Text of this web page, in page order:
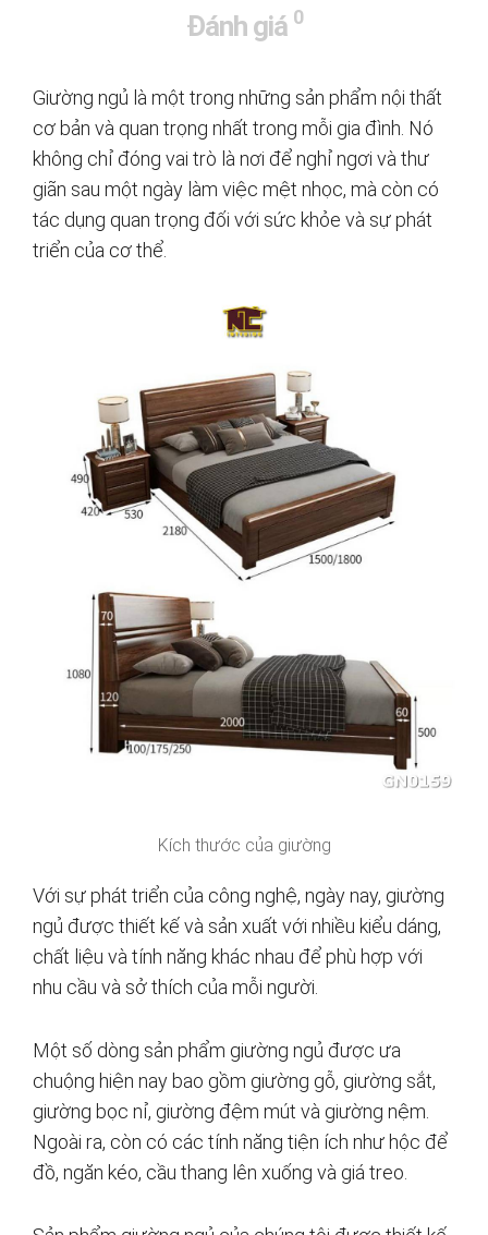
Đánh giá 0
Giường ngủ là một trong những sản phẩm nội thất
cơ bản và quan trọng nhất trong mỗi gia đình. Nó
không chỉ đóng vai trò là nơi để nghỉ ngơi và thư
giãn sau một ngày làm việc mệt nhọc, mà còn có
tác dụng quan trọng đối với sức khỏe và sự phát
triển của cơ thể.
Kích thước của giường
Với sự phát triển của công nghệ, ngày nay, giường
ngủ được thiết kế và sản xuất với nhiều kiểu dáng,
chất liệu và tính năng khác nhau để phù hợp với
nhu cầu và sở thích của mỗi người.
Một số dòng sản phẩm giường ngủ được ưa
chuộng hiện nay bao gồm giường gỗ, giường sắt,
giường bọc nỉ, giường đệm mút và giường nệm.
Ngoài ra, còn có các tính năng tiện ích như hộc để
đồ, ngăn kéo, cầu thang lên xuống và giá treo.